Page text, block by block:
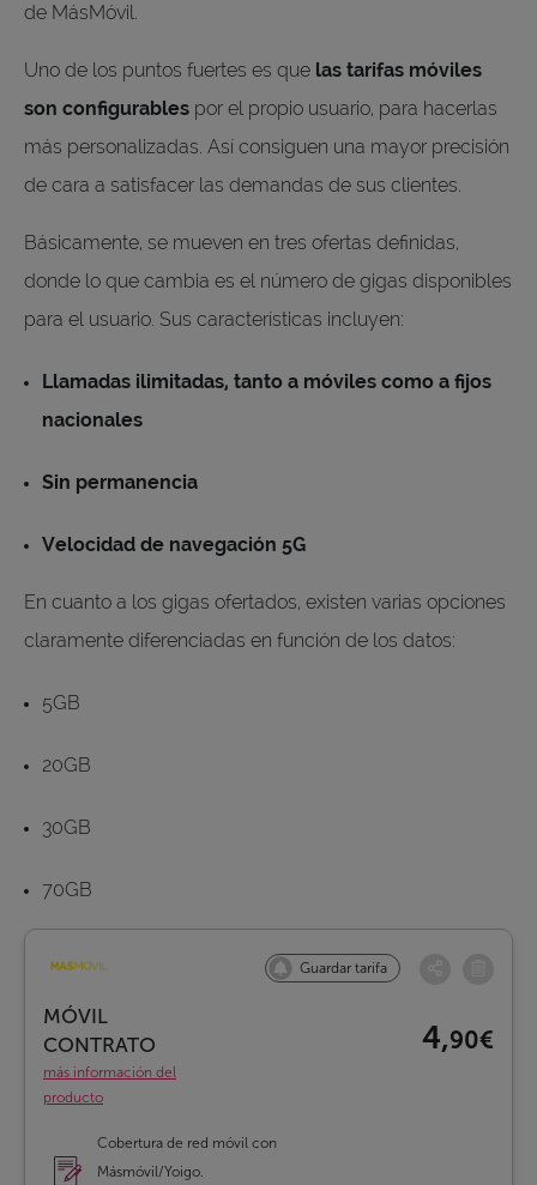
de MásMóvil.
Uno de los puntos fuertes es que las tarifas móviles
son configurables por el propio usuario, para hacerlas
más personalizadas. Así consiguen una mayor precisión
de cara a satisfacer las demandas de sus clientes.
Básicamente, se mueven en tres ofertas definidas,
donde lo que cambia es el número de gigas disponibles
para el usuario. Sus características incluyen:
Llamadas ilimitadas, tanto a móviles como a fijos
nacionales
Sin permanencia
Velocidad de navegación 5G
En cuanto a los gigas ofertados, existen varias opciones
claramente diferenciadas en función de los datos:
5GB
20GB
30GB
70GB
Guardar tarifa
MÓVIL
CONTRATO
más información del
producto
4,90€
Cobertura de red móvil con
Másmóvil/Yoigo.